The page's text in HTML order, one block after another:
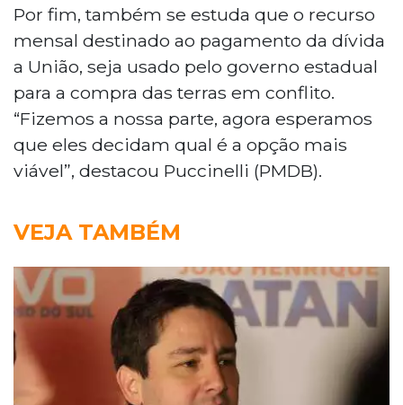
Por fim, também se estuda que o recurso
mensal destinado ao pagamento da dívida
a União, seja usado pelo governo estadual
para a compra das terras em conflito.
“Fizemos a nossa parte, agora esperamos
que eles decidam qual é a opção mais
viável”, destacou Puccinelli (PMDB).
VEJA TAMBÉM